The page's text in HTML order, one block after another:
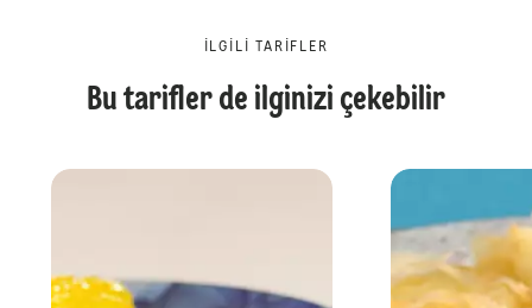
İLGILI TARIFLER
Bu tarifler de ilginizi çekebilir